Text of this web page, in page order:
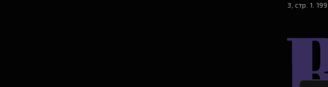
3, стр. 1.